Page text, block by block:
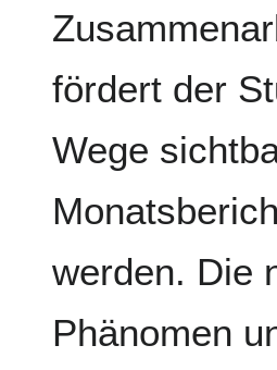
fördert der
Wege
werden. Die
Phänomen